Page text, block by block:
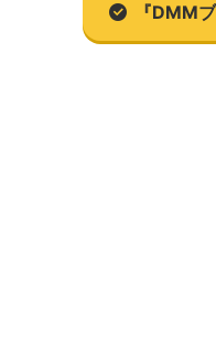
『DMM